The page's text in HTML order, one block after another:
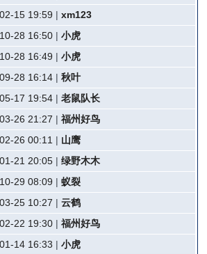
15 19:59 |xm123
28 16:50 |小虎
28 16:49 |小虎
28 16:14 |秋叶
17 19:54 |老鼠队长
26 21:27 |福州好鸟
26 00:11 | 山鹰
21 20:05 |绿野木木
29 08:09 |蚁裂
25 10:27 |云鹤
22 19:30 |福州好鸟
14 16:33 |小虎